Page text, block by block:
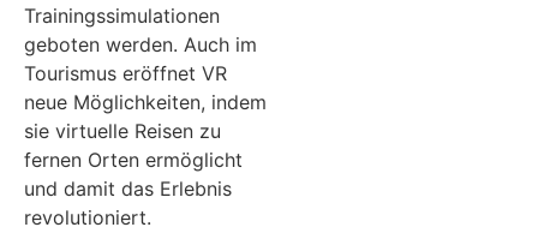
Trainingssimulationen
geboten werden. Auch im
Tourismus eröffnet VR
neue Möglichkeiten, indem
sie virtuelle Reisen zu
fernen Orten ermöglicht
und damit das Erlebnis
revolutioniert.